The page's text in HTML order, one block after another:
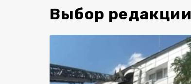
Выбор редакции